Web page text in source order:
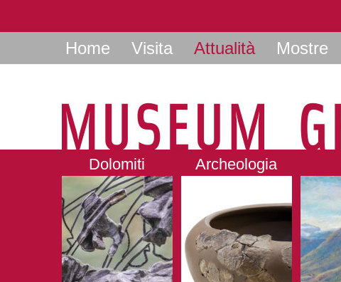
Home Visita Attualità Mostre
Dolomiti Archeologia